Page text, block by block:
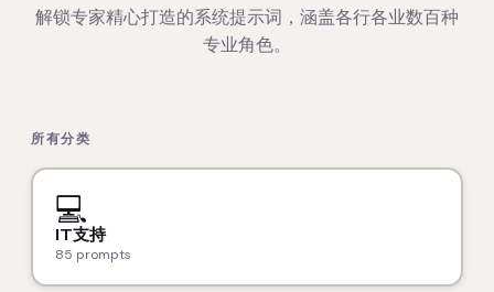
解锁专家精心打造的系统提示词，涵盖各行各业数百种
专业角色。
所有分类
💻
IT支持
85 prompts